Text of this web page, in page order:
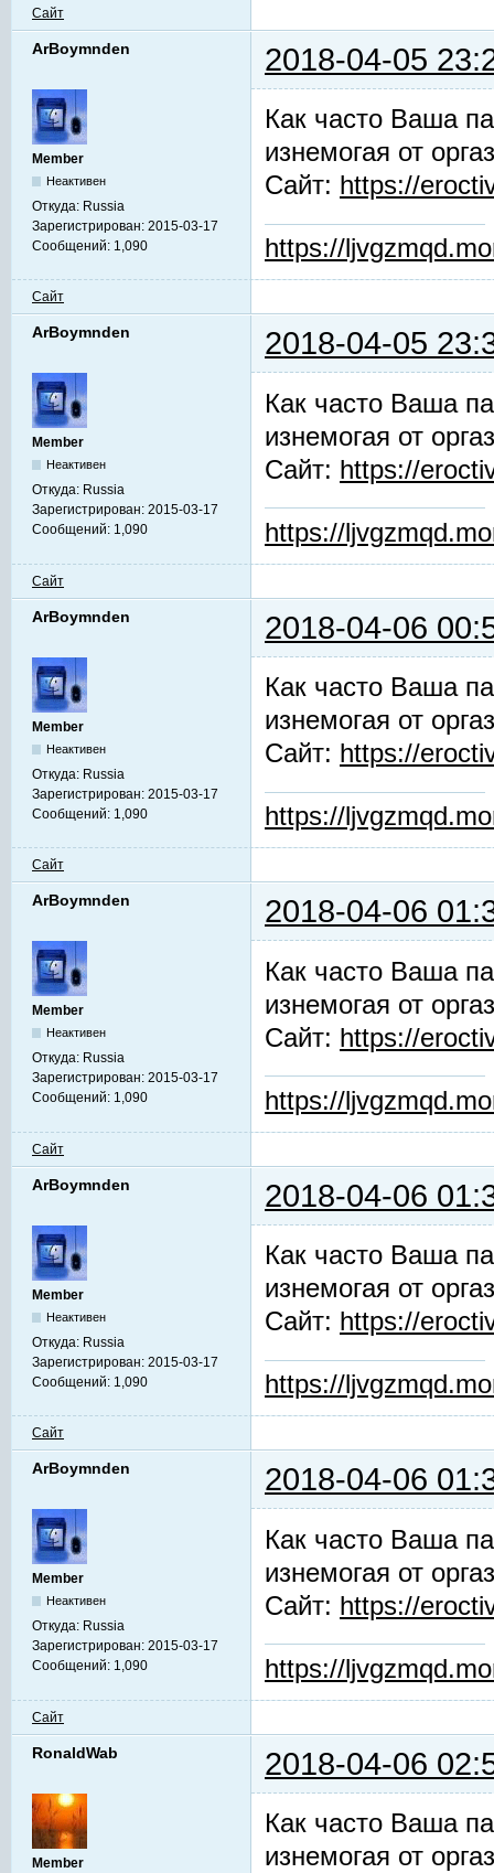
Сайт
ArBoymnden 2018-04-05
Member
Неактивен
Откуда: Russia
Зарегистрирован: 2015-03-17
Сообщений: 1,090
Как часто Ваша
изнемогая от
Сайт: https://
https://
Сайт
ArBoymnden 2018-04-05
Member
Неактивен
Откуда: Russia
Зарегистрирован: 2015-03-17
Сообщений: 1,090
Как часто Ваша
изнемогая от
Сайт: https://
https://
Сайт
ArBoymnden 2018-04-06
Member
Неактивен
Откуда: Russia
Зарегистрирован: 2015-03-17
Сообщений: 1,090
Как часто Ваша
изнемогая от
Сайт: https://
https://
Сайт
ArBoymnden 2018-04-06
Member
Неактивен
Откуда: Russia
Зарегистрирован: 2015-03-17
Сообщений: 1,090
Как часто Ваша
изнемогая от
Сайт: https://
https://
Сайт
ArBoymnden 2018-04-06
Member
Неактивен
Откуда: Russia
Зарегистрирован: 2015-03-17
Сообщений: 1,090
Как часто Ваша
изнемогая от
Сайт: https://
https://
Сайт
ArBoymnden 2018-04-06
Member
Неактивен
Откуда: Russia
Зарегистрирован: 2015-03-17
Сообщений: 1,090
Как часто Ваша
изнемогая от
Сайт: https://
https://
Сайт
RonaldWab 2018-04-06
Member
Как часто Ваша
изнемогая от